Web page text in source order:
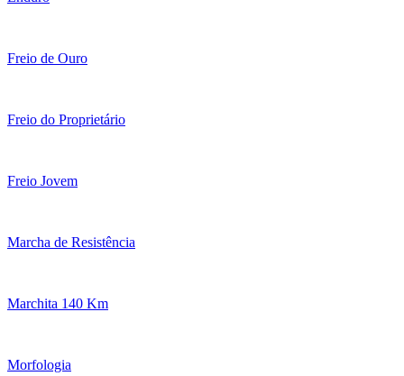
Freio de Ouro
Freio do Proprietário
Freio Jovem
Marcha de Resistência
Marchita 140 Km
Morfologia